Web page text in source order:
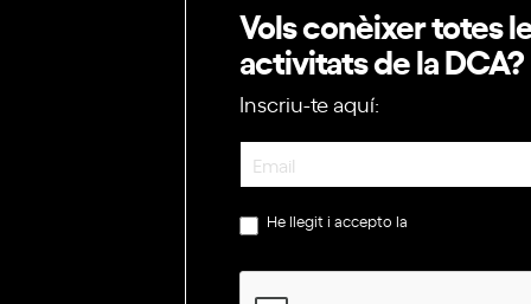
Vols conèixer totes
activitats de la DCA?
Inscriu-te aquí:
Newsletter
He llegit i accepto la